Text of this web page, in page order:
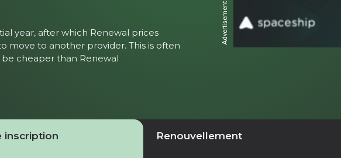
year, after which Renewal prices
move to another provider. This is often
be cheaper than Renewal
Advertisement
inscription Renouvellement